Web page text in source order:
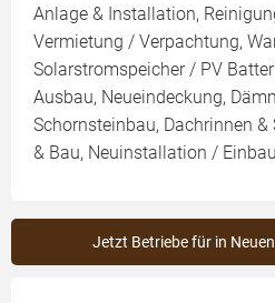
Anlage & Installation,
Vermietung / Verpachtung,
Solarstromspeicher / PV
Ausbau, Neueindeckung,
Schornsteinbau, Dachrinnen &
& Bau, Neuinstallation /
Jetzt Betriebe für in